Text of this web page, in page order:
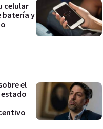
celular
batería y
el